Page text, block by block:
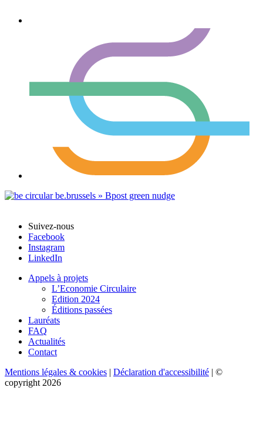
Suivez-nous
Facebook
Instagram
LinkedIn
Appels à projets
L’Economie Circulaire
Edition 2024
Éditions passées
Lauréats
FAQ
Actualités
Contact
Mentions légales & cookies | Déclaration d'accessibilité | ©
copyright 2026